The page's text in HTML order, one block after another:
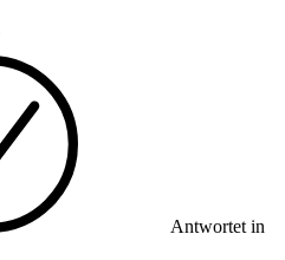
Antwortet in